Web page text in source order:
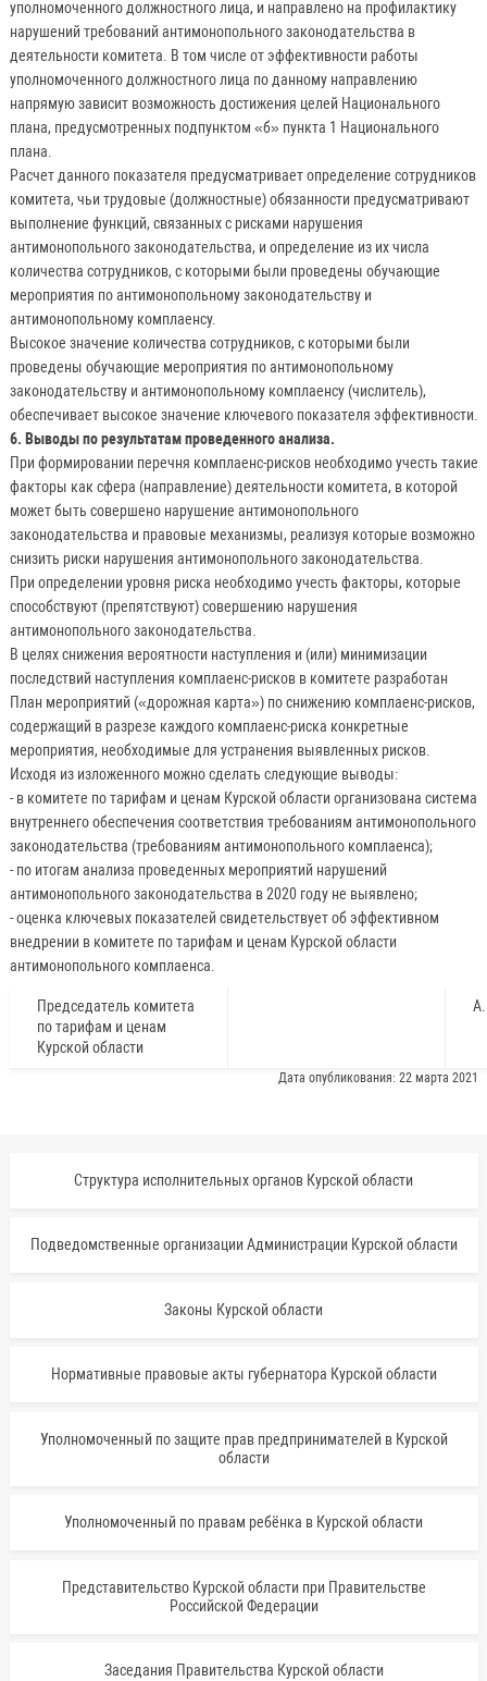
уполномоченного должностного лица, и направлено на профилактику
нарушений требований антимонопольного законодательства в
деятельности комитета. В том числе от эффективности работы
уполномоченного должностного лица по данному направлению
напрямую зависит возможность достижения целей Национального
плана, предусмотренных подпунктом «б» пункта 1 Национального
плана.
Расчет данного показателя предусматривает определение сотрудников
комитета, чьи трудовые (должностные) обязанности предусматривают
выполнение функций, связанных с рисками нарушения
антимонопольного законодательства, и определение из их числа
количества сотрудников, с которыми были проведены обучающие
мероприятия по антимонопольному законодательству и
антимонопольному комплаенсу.
Высокое значение количества сотрудников, с которыми были
проведены обучающие мероприятия по антимонопольному
законодательству и антимонопольному комплаенсу (числитель),
обеспечивает высокое значение ключевого показателя эффективности.
6. Выводы по результатам проведенного анализа.
При формировании перечня комплаенс-рисков необходимо учесть такие
факторы как сфера (направление) деятельности комитета, в которой
может быть совершено нарушение антимонопольного
законодательства и правовые механизмы, реализуя которые возможно
снизить риски нарушения антимонопольного законодательства.
При определении уровня риска необходимо учесть факторы, которые
способствуют (препятствуют) совершению нарушения
антимонопольного законодательства.
В целях снижения вероятности наступления и (или) минимизации
последствий наступления комплаенс-рисков в комитете разработан
План мероприятий («дорожная карта») по снижению комплаенс-рисков,
содержащий в разрезе каждого комплаенс-риска конкретные
мероприятия, необходимые для устранения выявленных рисков.
Исходя из изложенного можно сделать следующие выводы:
- в комитете по тарифам и ценам Курской области организована система
внутреннего обеспечения соответствия требованиям антимонопольного
законодательства (требованиям антимонопольного комплаенса);
- по итогам анализа проведенных мероприятий нарушений
антимонопольного законодательства в 2020 году не выявлено;
- оценка ключевых показателей свидетельствует об эффективном
внедрении в комитете по тарифам и ценам Курской области
антимонопольного комплаенса.
Председатель комитета
по тарифам и ценам
Курской области
Дата опубликования: 22 марта 2021
Структура исполнительных органов Курской области
Подведомственные организации Администрации Курской области
Законы Курской области
Нормативные правовые акты губернатора Курской области
Уполномоченный по защите прав предпринимателей в Курской
области
Уполномоченный по правам ребёнка в Курской области
Представительство Курской области при Правительстве
Российской Федерации
Заседания Правительства Курской области